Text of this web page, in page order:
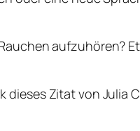
aufzuhören?
dieses Zitat von